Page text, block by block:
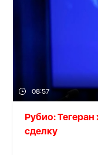
08:57
Рубио:
сделку